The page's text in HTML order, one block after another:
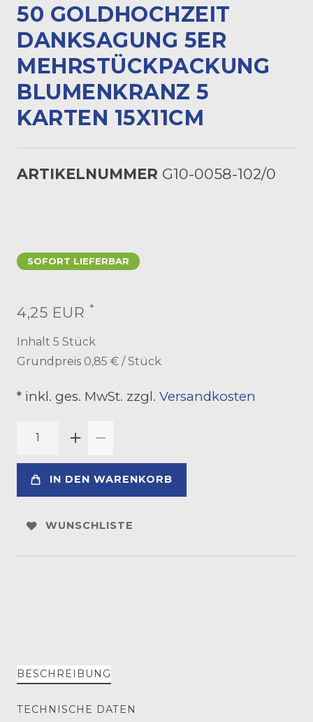
50 GOLDHOCHZEIT
DANKSAGUNG 5ER
MEHRSTÜCKPACKUNG
BLUMENKRANZ 5
KARTEN 15X11CM
ARTIKELNUMMER G10-0058-102/0
SOFORT LIEFERBAR
4,25 EUR *
Inhalt 5 Stück
Grundpreis 0,85 € / Stück
* inkl. ges. MwSt. zzgl. Versandkosten
IN DEN WARENKORB
WUNSCHLISTE
BESCHREIBUNG
TECHNISCHE DATEN